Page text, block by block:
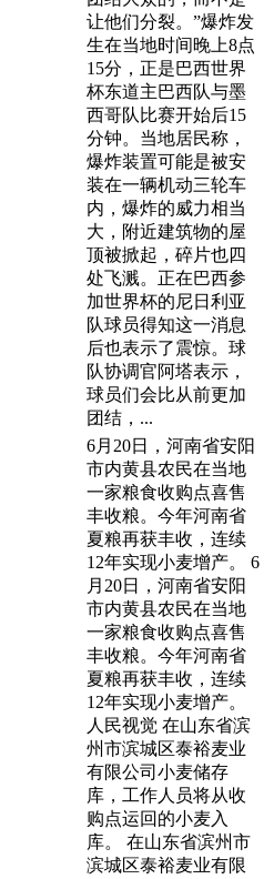
让他们分裂。”爆炸发
生在当地时间晚上8点
15分，正是巴西世界
杯东道主巴西队与墨
西哥队比赛开始后15
分钟。当地居民称，
爆炸装置可能是被安
装在一辆机动三轮车
内，爆炸的威力相当
大，附近建筑物的屋
顶被掀起，碎片也四
处飞溅。正在巴西参
加世界杯的尼日利亚
队球员得知这一消息
后也表示了震惊。球
队协调官阿塔表示，
球员们会比从前更加
团结，...
6月20日，河南省安阳
市内黄县农民在当地
一家粮食收购点喜售
丰收粮。今年河南省
夏粮再获丰收，连续
12年实现小麦增产。 6
月20日，河南省安阳
市内黄县农民在当地
一家粮食收购点喜售
丰收粮。今年河南省
夏粮再获丰收，连续
12年实现小麦增产。
人民视觉 在山东省滨
州市滨城区泰裕麦业
有限公司小麦储存
库，工作人员将从收
购点运回的小麦入
库。 在山东省滨州市
滨城区泰裕麦业有限